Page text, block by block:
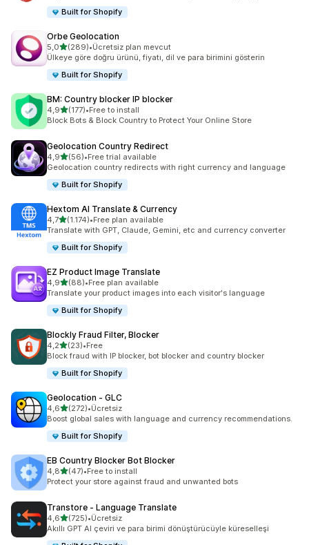
Built for Shopify
Orbe Geolocation
5,05 yıldız üzerinden
(289)
toplam 289 değerlendirme
•Ücretsiz plan mevcut
Ülkeye göre doğru ürünü, fiyatı, dil ve para birimini gösterin
Built for Shopify
BM: Country blocker IP blocker
4,95 yıldız üzerinden
(177)
toplam 177 değerlendirme
•Free to install
Block Bots & Block Country to Protect Your Online Store
Geolocation Country Redirect
4,95 yıldız üzerinden
(56)
toplam 56 değerlendirme
•Free trial available
Geolocation country redirects with right currency and language
Built for Shopify
Hextom AI Translate & Currency
4,75 yıldız üzerinden
(1.174)
toplam 1174 değerlendirme
•Free plan available
Translate with GPT, Claude, Gemini, etc and currency converter
Built for Shopify
EZ Product Image Translate
4,95 yıldız üzerinden
(88)
toplam 88 değerlendirme
•Free plan available
Translate your product images into each visitor's language
Built for Shopify
Blockly Fraud Filter, Blocker
4,25 yıldız üzerinden
(23)
toplam 23 değerlendirme
•Free
Block fraud with IP blocker, bot blocker and country blocker
Built for Shopify
Geolocation ‑ GLC
4,65 yıldız üzerinden
(272)
toplam 272 değerlendirme
•Ücretsiz
Boost global sales with language and currency recommendations.
Built for Shopify
EB Country Blocker Bot Blocker
4,85 yıldız üzerinden
(47)
toplam 47 değerlendirme
•Free to install
Protect your store against fraud and unwanted bots
Transtore ‑ Language Translate
4,65 yıldız üzerinden
(725)
toplam 725 değerlendirme
•Ücretsiz
Akıllı GPT AI çeviri ve para birimi dönüştürücüyle küreselleşi